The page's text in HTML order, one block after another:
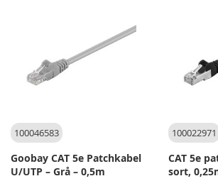
100046583
Goobay CAT 5e Patchkabel
U/UTP – Grå – 0,5m
100022971
CAT 5e
sort,